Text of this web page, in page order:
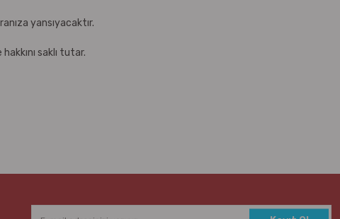
yansıyacaktır.
saklı tutar.